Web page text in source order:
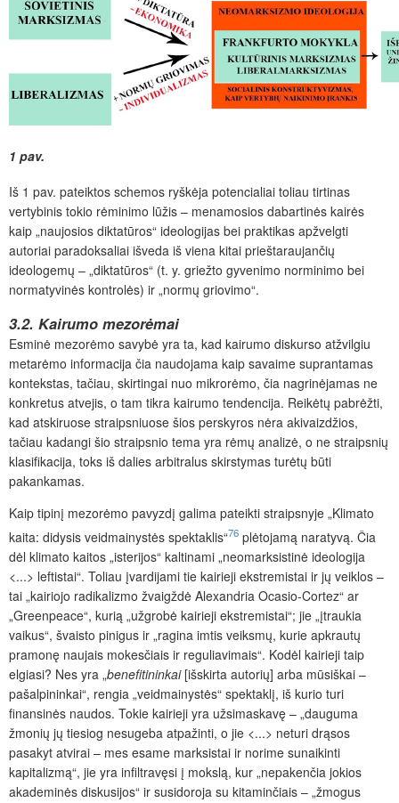
1 pav.
Iš 1 pav. pateiktos schemos ryškėja potencialiai toliau tirtinas
vertybinis tokio rėminimo lūžis – menamosios dabartinės kairės
kaip „naujosios diktatūros“ ideologijas bei praktikas apžvelgti
autoriai paradoksaliai išveda iš viena kitai prieštaraujančių
ideologemų – „diktatūros“ (t. y. griežto gyvenimo norminimo bei
normatyvinės kontrolės) ir „normų griovimo“.
3.2. Kairumo mezorėmai
Esminė mezorėmo savybė yra ta, kad kairumo diskurso atžvilgiu
metarėmo informacija čia naudojama kaip savaime suprantamas
kontekstas, tačiau, skirtingai nuo mikrorėmo, čia nagrinėjamas ne
konkretus atvejis, o tam tikra kairumo tendencija. Reikėtų pabrėžti,
kad atskiruose straipsniuose šios perskyros nėra akivaizdžios,
tačiau kadangi šio straipsnio tema yra rėmų analizė, o ne straipsnių
klasifikacija, toks iš dalies arbitralus skirstymas turėtų būti
pakankamas.
Kaip tipinį mezorėmo pavyzdį galima pateikti straipsnyje „Klimato
kaita: didysis veidmainystės spektaklis“76 plėtojamą naratyvą. Čia
dėl klimato kaitos „isterijos“ kaltinami „neomarksistinė ideologija
<...> leftistai“. Toliau įvardijami tie kairieji ekstremistai ir jų veik­los –
tai „kairiojo radikalizmo žvaigždė Alexandria Ocasio-Cortez“ ar
„Greenpeace“, kurią „užgrobė kairieji ekstremistai“; jie „įtraukia
vaikus“, švaisto pinigus ir „ragina imtis veiksmų, kurie apkrautų
pramonę naujais mokesčiais ir reguliavimais“. Kodėl kairieji taip
elgiasi? Nes yra „benefitininkai[išskirta autorių] arba mūsiškai –
pašalpininkai“, rengia „veidmainystės“ spektaklį, iš kurio turi
finansinės naudos. Tokie kairieji yra užsimaskavę – „dauguma
žmonių jų tiesiog nesugeba atpažinti, o jie <...> neturi drąsos
pasakyt atvirai – mes esame marksistai ir norime sunaikinti
kapitalizmą“, jie yra infiltravęsi į mokslą, kur „nepakenčia jokios
akademinės diskusijos“ ir susidoroja su kitaminčiais – „žmogus